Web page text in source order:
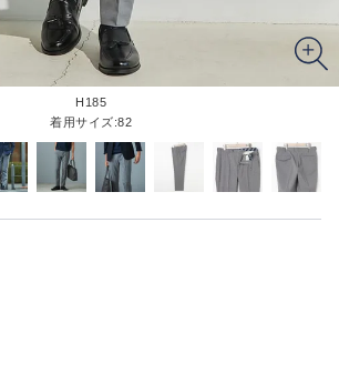
H185
着用サイズ:82